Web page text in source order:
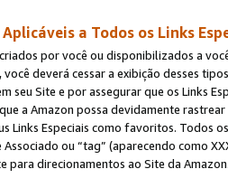
a Todos os Links
por você ou disponibilizados a
deverá cessar a exibição desses
seu Site e por assegurar que os Links
a Amazon possa devidamente
Links Especiais como favoritos. Todos
Associado ou “tag” (aparecendo como
para direcionamentos ao Site da